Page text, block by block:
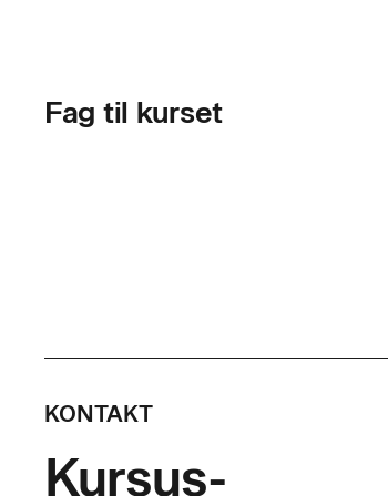
Fag til kurset
KONTAKT
Kursus-